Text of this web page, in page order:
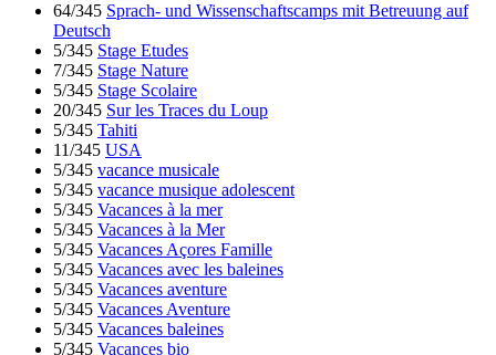
64/345 Sprach- und Wissenschaftscamps mit Betreuung auf
Deutsch
5/345 Stage Etudes
7/345 Stage Nature
5/345 Stage Scolaire
20/345 Sur les Traces du Loup
5/345 Tahiti
11/345 USA
5/345 vacance musicale
5/345 vacance musique adolescent
5/345 Vacances à la mer
5/345 Vacances à la Mer
5/345 Vacances Açores Famille
5/345 Vacances avec les baleines
5/345 Vacances aventure
5/345 Vacances Aventure
5/345 Vacances baleines
5/345 Vacances bio